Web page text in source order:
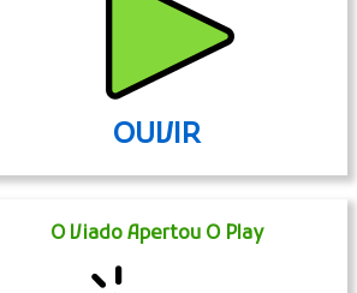
OUVIR
O Viado Apertou O Play